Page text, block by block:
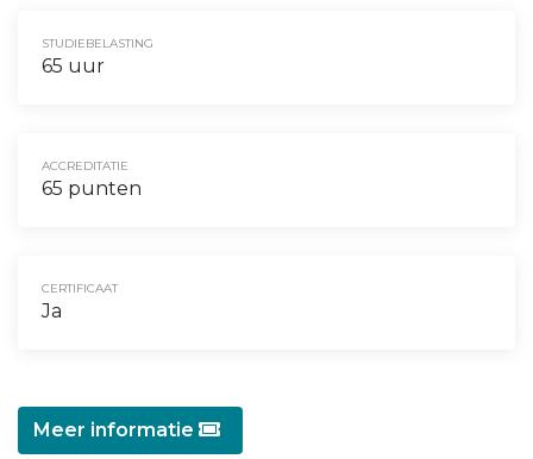
STUDIEBELASTING
65 uur
ACCREDITATIE
65 punten
CERTIFICAAT
Ja
Meer informatie